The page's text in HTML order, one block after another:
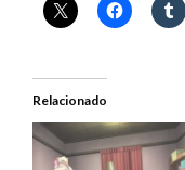
Relacionado